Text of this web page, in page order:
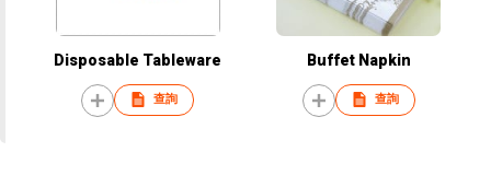
Disposable Tableware
查詢
Buffet Napkin
查詢